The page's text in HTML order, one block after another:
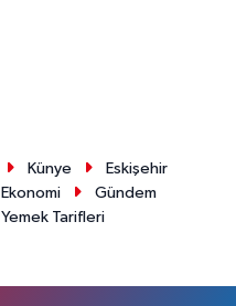
Künye
Eskişehir
Ekonomi
Gündem
Yemek Tarifleri